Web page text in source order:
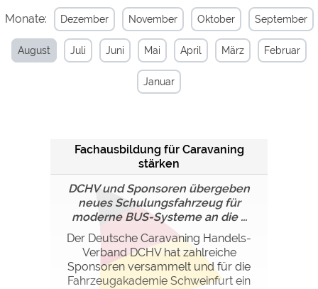
Monate: Dezember November Oktober September
August Juli Juni Mai April März Februar
Januar
Fachausbildung für Caravaning
stärken
DCHV und Sponsoren übergeben
neues Schulungsfahrzeug für
moderne BUS-Systeme an die ...
Der Deutsche Caravaning Handels-
Verband DCHV hat zahlreiche
Sponsoren versammelt und für die
Fahrzeugakademie Schweinfurt ein
Externe Medien
YouTube (Videos von
https://policies.google.com/privacy
Campingplatzvorschau (Vorschau
siehe Datenschutzerklärung des
Statistiken
Google Analytics https://policies.google.com/privacy
https://policies.google.com/privacy
Google AdSense
https://policies.google.com/privacy